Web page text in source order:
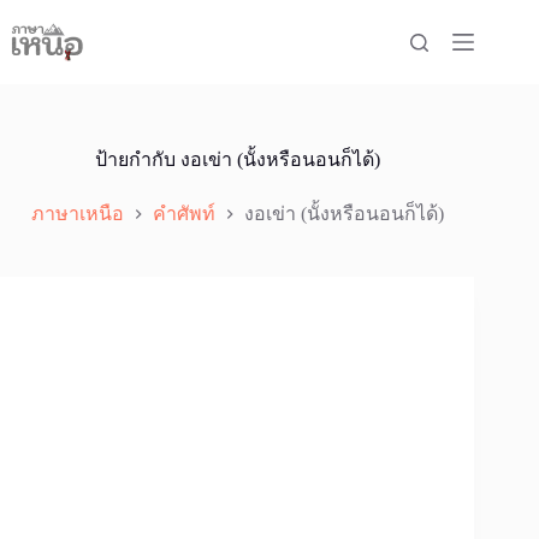
to
content
ป้ายกำกับ งอเข่า (นั้งหรือนอนก็ได้)
ภาษาเหนือ คำศัพท์ งอเข่า (นั้งหรือนอนก็ได้)